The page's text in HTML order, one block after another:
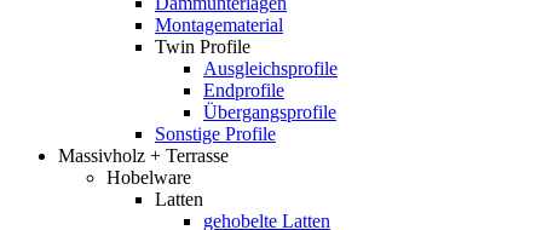
Montagematerial
Twin Profile
Ausgleichsprofile
Endprofile
Übergangsprofile
Sonstige Profile
Massivholz + Terrasse
Hobelware
Latten
gehobelte Latten